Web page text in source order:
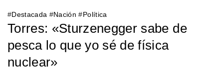
#Destacada #Nación #Política
Torres: «Sturzenegger sabe de
pesca lo que yo sé de física
nuclear»